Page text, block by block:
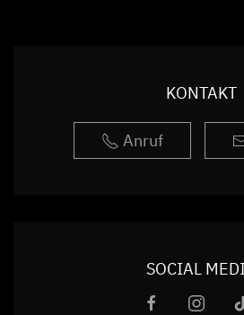
KONTAKT
Anruf
SOCIAL